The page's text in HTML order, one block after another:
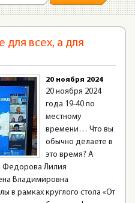
всех, а для
20 ноября 2024
20 ноября 2024
года 19-40 по
местному
времени… Что вы
обычно делаете в
это время? А
Федорова Лилия
Владимировна
в рамках круглого стола «От